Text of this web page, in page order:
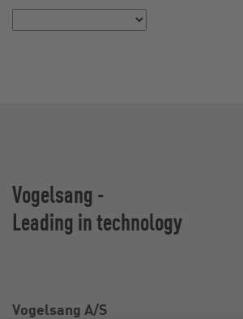
Vogelsang -
Leading in technology
Vogelsang A/S